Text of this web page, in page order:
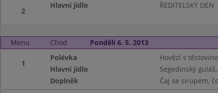
2
Hlavní jídlo ŘEDITELSKÝ DEN
Menu Chod Pondělí 6. 5. 2013
1
Polévka
Hovězí s
Hlavní jídlo
Segedinský
Doplněk
Čaj se sirupem,